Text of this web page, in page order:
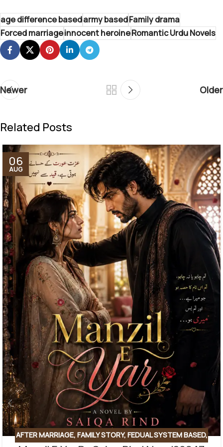
age difference basedarmy basedFamily drama
Forced marriageinnocent heroineRomantic Urdu Novels
Newer Older
Related Posts
06
AUG
AFTER MARRIAGE, FAMILY STORY, FEDUAL SYSTEM BASED,